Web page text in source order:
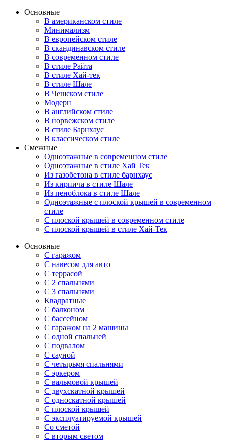
Основные
В американском стиле
Минимализм
В европейском стиле
В скандинавском стиле
В современном стиле
В стиле Райта
В стиле Хай-тек
В стиле Шале
В Чешском стиле
Модерн
В английском стиле
В норвежском стиле
В стиле Барнхаус
В классическом стиле
Смежные
Одноэтажные в современном стиле
Одноэтажные в стиле Хай Тек
Из газобетона в стиле барнхаус
Из кирпича в стиле Шале
Из пеноблока в стиле Шале
Одноэтажные с плоской крышей в современном
стиле
С плоской крышей в современном стиле
С плоской крышей в стиле Хай-Тек
Основные
С гаражом
С навесом для авто
С террасой
С 2 спальнями
С 3 спальнями
Квадратные
С балконом
С бассейном
С гаражом на 2 машины
С одной спальней
С подвалом
С сауной
С четырьмя спальнями
С эркером
С вальмовой крышей
С двухскатной крышей
С односкатной крышей
С плоской крышей
С эксплуатируемой крышей
Со сметой
С вторым светом